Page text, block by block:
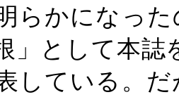
らかになっ
」として本誌
している。